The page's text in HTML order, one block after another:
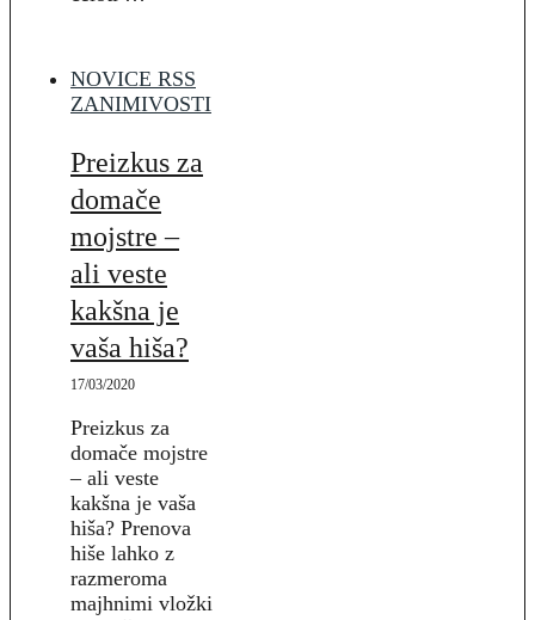
NOVICE RSS
ZANIMIVOSTI
Preizkus za
domače
mojstre –
ali veste
kakšna je
vaša hiša?
17/03/2020
Preizkus za
domače mojstre
– ali veste
kakšna je vaša
hiša? Prenova
hiše lahko z
razmeroma
majhnimi vložki